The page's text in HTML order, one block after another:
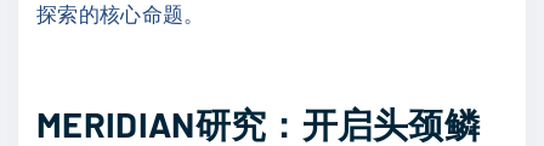
探索的核心命题。
MERIDIAN研究：开启头颈鳞